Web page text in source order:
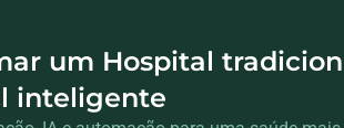
um Hospital
inteligente